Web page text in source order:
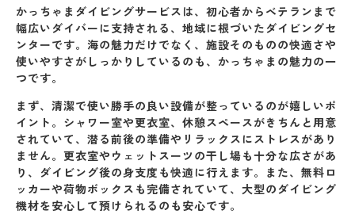
かっちゃまダイビングサービスは、初心者からベテランまで
幅広いダイバーに支持される、地域に根づいたダイビングセ
ンターです。海の魅力だけでなく、 施設そのものの快適さや
使いやすさがしっかりしているのも、かっちゃまの魅力の一
つです。
まず、 清潔で使い勝手の良い設備が整っているのが嬉しいポ
イント。シャワー室や更衣室、休憩スペースがきちんと用意
されていて、潜る前後の準備やリラックスにストレスがあり
ません。更衣室やウェットスーツの干し場も十分な広さがあ
り、ダイビング後の身支度も快適に行えます。また、 無料ロ
ッカーや荷物ボックスも完備されていて、大型のダイビング
機材を安心して預けられるのも安心です。